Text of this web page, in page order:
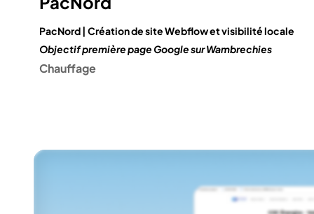
PacNord | Création de site Webflow et visibilité locale
Objectif première page Google sur Wambrechies
Chauffage